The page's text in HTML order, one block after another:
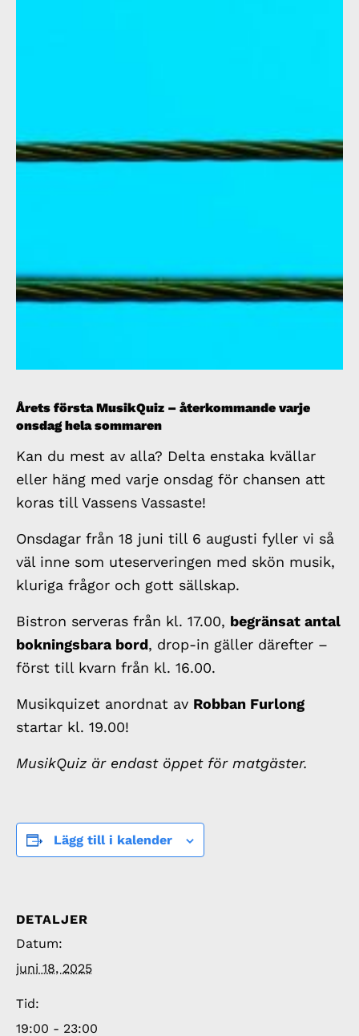
Årets första MusikQuiz – återkommande varje
onsdag hela sommaren
Kan du mest av alla? Delta enstaka kvällar
eller häng med varje onsdag för chansen att
koras till Vassens Vassaste!
Onsdagar från 18 juni till 6 augusti fyller vi så
väl inne som uteserveringen med skön musik,
kluriga frågor och gott sällskap.
Bistron serveras från kl. 17.00, begränsat antal
bokningsbara bord, drop-in gäller därefter –
först till kvarn från kl. 16.00.
Musikquizet anordnat av Robban Furlong
startar kl. 19.00!
MusikQuiz är endast öppet för matgäster.
Lägg till i kalender
DETALJER
Datum:
juni 18, 2025
Tid:
19:00 - 23:00